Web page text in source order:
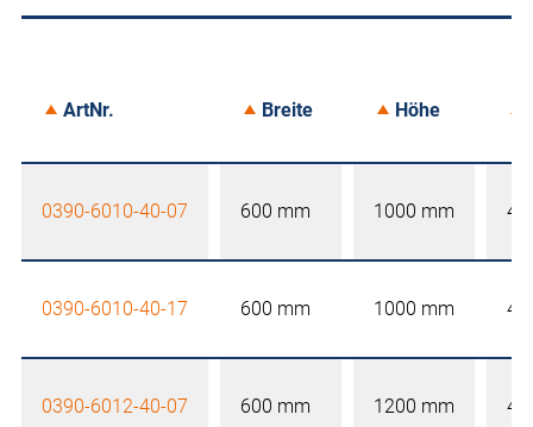
ArtNr. Breite Höhe
0390-6010-40-07 600 mm 1000 mm
0390-6010-40-17 600 mm 1000 mm
0390-6012-40-07 600 mm 1200 mm